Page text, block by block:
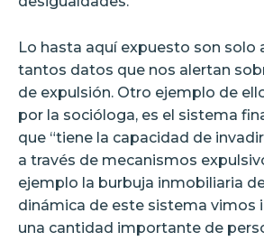
Lo hasta aquí expuesto son solo
tantos datos que nos alertan
de expulsión. Otro ejemplo de
por la socióloga, es el sistema
que “tiene la capacidad de
a través de mecanismos
ejemplo la burbuja inmobiliaria
dinámica de este sistema vimos
una cantidad importante de